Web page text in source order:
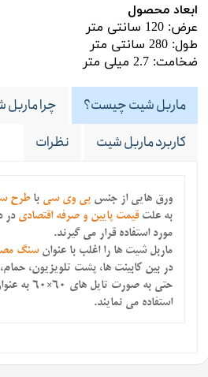
ابعاد محصول
عرض: 120 سانتی متر
طول: 280 سانتی متر
ضخامت: 2.7 میلی متر
ماربل شیت چیست؟
چرا
کاربرد ماربل شیت
نظرات
ورق هایی از جنس پی وی سی با طرح
به علتقیمت پایین و صرفه اقتصادی در
مورد استفاده قرار می گیرند.
ماربل شیت ها را اغلب با عنوانسنگ
در بین کابینت ها، پشت تلویزیون،
حتی به صورت
استفاده می نمایند.